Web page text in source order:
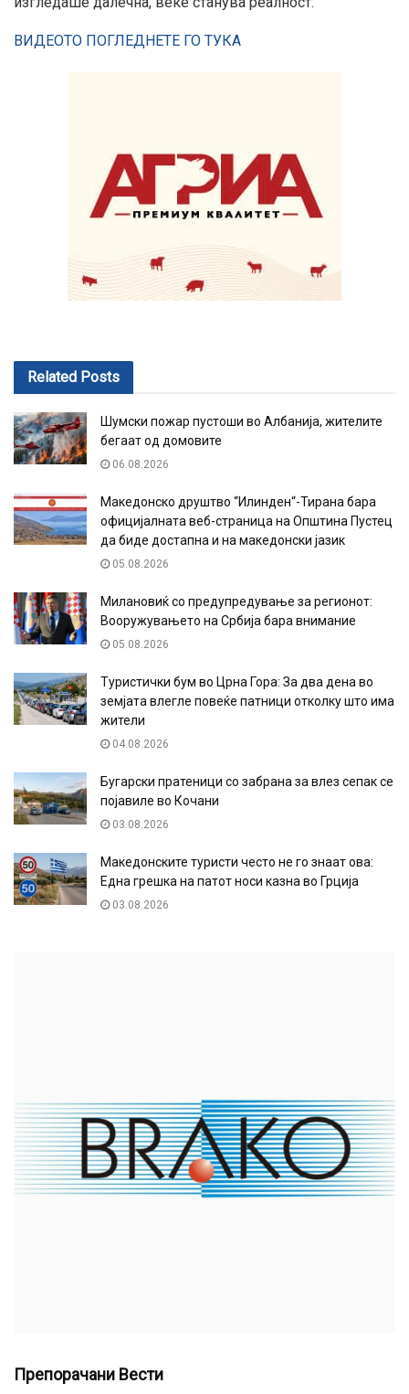
ВИДЕОТО ПОГЛЕДНЕТЕ ГО ТУКА
Related Posts
Шумски пожар пустоши во Албанија, жителите
бегаат од домовите
06.08.2026
Македонско друштво “Илинден“-Тирана бара
официјалната веб-страница на Општина Пустец
да биде достапна и на македонски јазик
05.08.2026
Милановиќ со предупредување за регионот:
Вооружувањето на Србија бара внимание
05.08.2026
Туристички бум во Црна Гора: За два дена во
земјата влегле повеќе патници отколку што има
жители
04.08.2026
Бугарски пратеници со забрана за влез сепак се
појавиле во Кочани
03.08.2026
Македонските туристи често не го знаат ова:
Една грешка на патот носи казна во Грција
03.08.2026
Препорачани Вести